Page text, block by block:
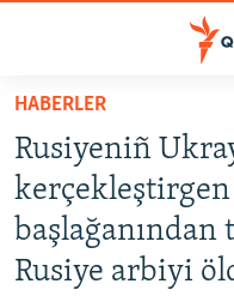
Esas
qaytmaq
Baş
navigatsiyağa
qaytmaq
Qıdıruvğa
SİYASET
İQTİSADİYAT
CEMİYET
HABERLER
Rusiyeniñ
Rusiye arbiyi